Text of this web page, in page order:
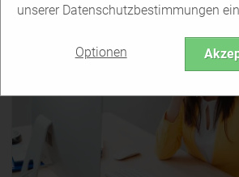
unserer Datenschutzbestimmungen
Optionen